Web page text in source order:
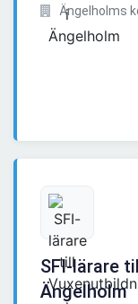
Ängelholms
SFI-lärare
Ängelholm